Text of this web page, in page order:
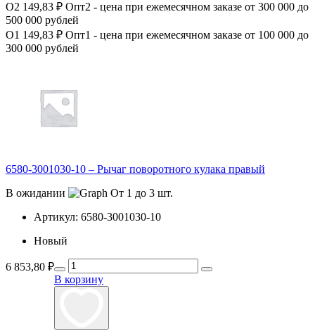
О2 149,83 ₽ Опт2 - цена при ежемесячном заказе от 300 000 до
500 000 рублей
О1 149,83 ₽ Опт1 - цена при ежемесячном заказе от 100 000 до
300 000 рублей
6580-3001030-10 – Рычаг поворотного кулака правый
В ожидании
От 1 до 3 шт.
Артикул: 6580-3001030-10
Новый
6 853,80 ₽
В корзину